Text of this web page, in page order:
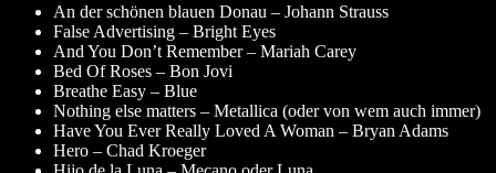
An der schönen blauen Donau – Johann Strauss
False Advertising – Bright Eyes
And You Don’t Remember – Mariah Carey
Bed Of Roses – Bon Jovi
Breathe Easy – Blue
Nothing else matters – Metallica (oder von wem auch immer)
Have You Ever Really Loved A Woman – Bryan Adams
Hero – Chad Kroeger